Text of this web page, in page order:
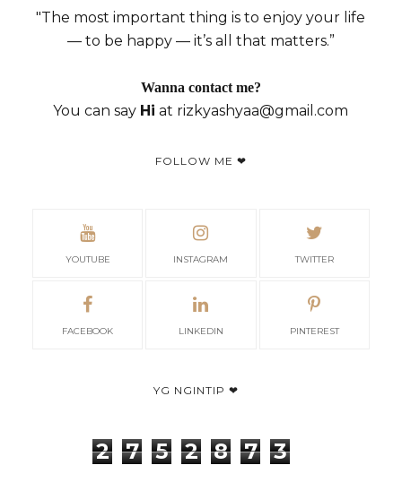
"The most important thing is to enjoy your life
— to be happy — it’s all that matters.”
Wanna contact me?
You can say Hi at rizkyashyaa@gmail.com
FOLLOW ME ❤
YOUTUBE INSTAGRAM TWITTER
FACEBOOK LINKEDIN PINTEREST
YG NGINTIP ❤
2 7 5 2 8 7 3